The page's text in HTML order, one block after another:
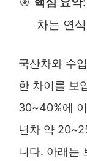
차는 연
국산차와 수
한 차이를 보
30~40%에
년차 약
니다. 아래는